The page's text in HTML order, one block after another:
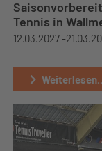
Tennis in
12.03.2027 -